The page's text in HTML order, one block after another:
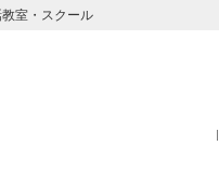
室・スクール